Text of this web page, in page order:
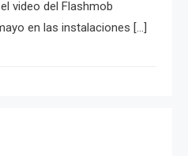
video del Flashmob
en las instalaciones […]